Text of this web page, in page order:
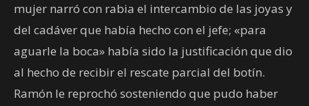
mujer narró con rabia el intercambio de las joyas y
del cadáver que había hecho con el jefe; «para
aguarle la boca» había sido la justificación que dio
al hecho de recibir el rescate parcial del botín.
Ramón le reprochó sosteniendo que pudo haber